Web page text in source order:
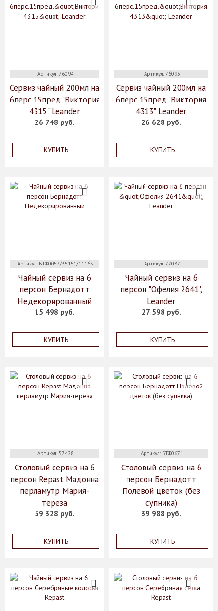
Артикул: 76094
Сервиз чайный 200мл на
6перс.15пред."Виктория
4315" Leander
26 748 руб.
КУПИТЬ
Артикул: 76093
Сервиз чайный 200мл на
6перс.15пред."Виктория
4313" Leander
26 628 руб.
КУПИТЬ
Артикул: БТФ0057/35151/11168
Чайный сервиз на 6
персон Бернадотт
Недекорированный
15 498 руб.
КУПИТЬ
Артикул: 77087
Чайный сервиз на 6
персон "Офелия 2641",
Leander
27 598 руб.
КУПИТЬ
Артикул: 57428
Столовый сервиз на 6
персон Repast Мадонна
перламутр Мария-
тереза
59 328 руб.
КУПИТЬ
Артикул: БТФ0671
Столовый сервиз на 6
персон Бернадотт
Полевой цветок (без
супника)
39 988 руб.
КУПИТЬ